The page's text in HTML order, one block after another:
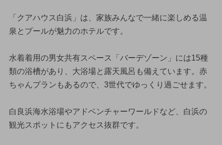
「クアハウス白浜」は、家族みんなで一緒に楽しめる温
泉とプールが魅力のホテルです。
水着着用の男女共有スペース「バーデゾーン」には15種
類の浴槽があり、大浴場と露天風呂も備えています。赤
ちゃんプランもあるので、3世代でゆっくり過ごせます。
白良浜海水浴場やアドベンチャーワールドなど、白浜の
観光スポットにもアクセス抜群です。